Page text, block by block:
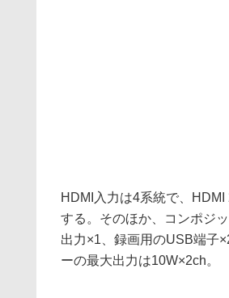
HDMI入力は4系統で、
する。そのほか、コンポジ
出力×1、録画用のUSB端子
ーの最大出力は10W×2ch。